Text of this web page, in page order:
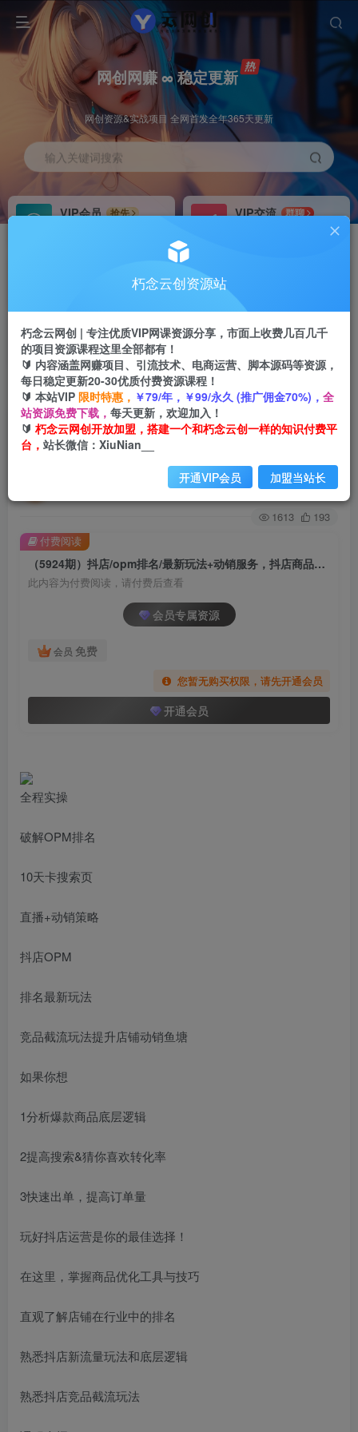
网创网赚 ∞ 稳定更新
网创资源&实战项目 全网首发全年365天更新
输入关键词搜索
VIP会员
抢先
VIP交流
群聊
研究探讨更多创业项目路子。
会员专属推广链接
四导航 导航
APP下载
GO
首页 创业课程 会员专属 正文
（5924期）抖店/opm排名/最新玩法+动销服务，
抖店商品卡oPM算法最新玩法 暴力卡排名
关注 私信
1613 193
（5924期）抖店/opm排名/最新玩法+动销服务，抖店商品卡oPM算法最新玩法 暴力卡排名
此内容为付费阅读，请付费后查看
会员专属资源
会员 免费
您暂无购买权限，请先开通会员
开通会员
付费阅读
全程实操
破解OPM排名
10天卡搜索页
直播+动销策略
抖店OPM
排名最新玩法
竞品截流玩法提升店铺动销鱼塘
如果你想
1分析爆款商品底层逻辑
2提高搜索&猜你喜欢转化率
3快速出单，提高订单量
玩好抖店运营是你的最佳选择！
在这里，掌握商品优化工具与技巧
直观了解店铺在行业中的排名
熟悉抖店新流量玩法和底层逻辑
熟悉抖店竞品截流玩法
朽念云创资源站
朽念云网创 | 专注优质VIP网课资源分享，市面上收费几百几千
的项目资源课程这里全部都有！
🔰 内容涵盖网赚项目、引流技术、电商运营、脚本源码等资源，
每日稳定更新20-30优质付费资源课程！
🔰 本站VIP 限时特惠， ￥79/年，￥99/永久 (推广佣金70%)， 全
站资源免费下载， 每天更新，欢迎加入！
🔰 朽念云网创开放加盟，搭建一个和朽念云创一样的知识付费平
台， 站长微信：XiuNian__
开通VIP会员 加盟当站长